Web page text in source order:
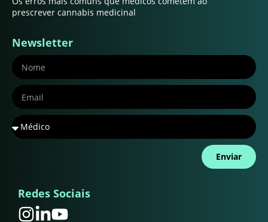
prescrever cannabis medicinal
Newsletter
Enviar
Redes Sociais